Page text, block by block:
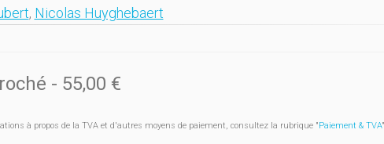
, Nicolas Huyghebaert
- 55,00 €
à propos de la TVA et d'autres moyens de paiement, consultez la rubrique "Paiement & TVA